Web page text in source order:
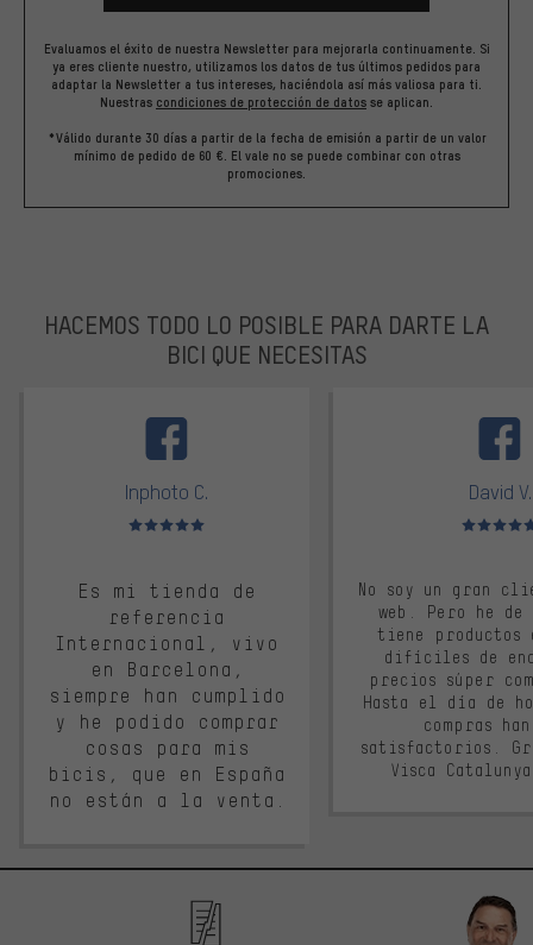
Evaluamos el éxito de nuestra Newsletter para mejorarla continuamente. Si
ya eres cliente nuestro, utilizamos los datos de tus últimos pedidos para
adaptar la Newsletter a tus intereses, haciéndola así más valiosa para ti.
Nuestras condiciones de protección de datos se aplican.
*Válido durante 30 días a partir de la fecha de emisión a partir de un valor
mínimo de pedido de 60 €. El vale no se puede combinar con otras
promociones.
HACEMOS TODO LO POSIBLE PARA DARTE LA
BICI QUE NECESITAS
Inphoto C.
Valoración media: 5 de 5
Es mi tienda de
referencia
Internacional, vivo
en Barcelona,
siempre han cumplido
y he podido comprar
cosas para mis
bicis, que en España
no están a la venta.
David V.
Valoración
No soy un gran
web. Pero he
tiene productos
difíciles de
precios súper
Hasta el día de
compras
satisfactorios.
Visca